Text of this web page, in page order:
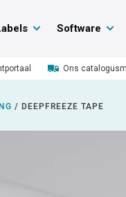
Software
Ons
/ DEEPFREEZE TAPE